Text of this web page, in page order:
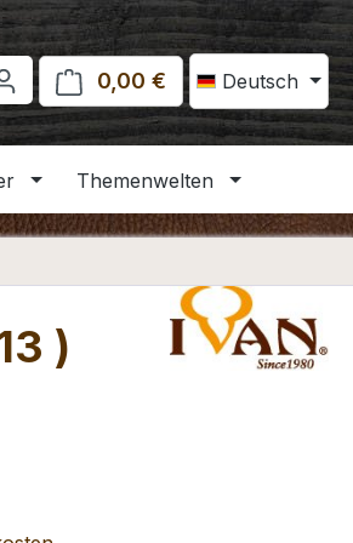
Deutsch
0,00 € Warenkorb
Themenwelten
)